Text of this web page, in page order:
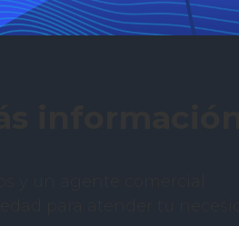
para atender tu